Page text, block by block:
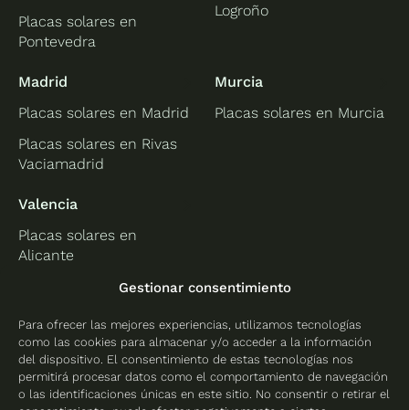
Gestionar consentimiento
Para ofrecer las mejores experiencias, utilizamos tecnologías
como las cookies para almacenar y/o acceder a la información
del dispositivo. El consentimiento de estas tecnologías nos
permitirá procesar datos como el comportamiento de navegación
o las identificaciones únicas en este sitio. No consentir o retirar el
Placas solares en
Pontevedra
Logroño
Madrid
Placas solares en Madrid
Placas solares en Rivas
Vaciamadrid
Murcia
Placas solares en Murcia
Valencia
Placas solares en
Alicante
Placas solares en
Placas solares en
Valencia